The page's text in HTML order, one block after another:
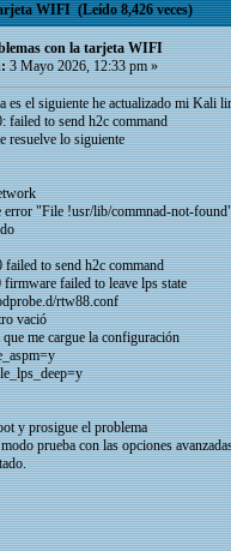
WIFI (Leído 8,426 veces)
con la tarjeta WIFI
3 Mayo 2026, 12:33 pm »
es el siguiente he actualizado mi Kali
failed to send h2c command
resuelve lo siguiente
error "File !usr/lib/commnad-not-
to send h2c command
failed to leave lps state
rtw88.conf
vació
me cargue la configuración
y prosigue el problema
prueba con las opciones